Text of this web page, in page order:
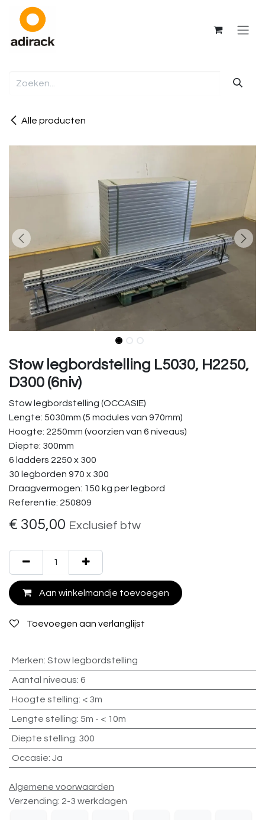
Overslaan naar inhoud
Alle producten
Stow legbordstelling L5030, H2250,
D300 (6niv)
Stow legbordstelling (OCCASIE)
Lengte: 5030mm (5 modules van 970mm)
Hoogte: 2250mm (voorzien van 6 niveaus)
Diepte: 300mm
6 ladders 2250 x 300
30 legborden 970 x 300
Draagvermogen: 150 kg per legbord
Referentie: 250809
€ 305,00 Exclusief btw
Aan winkelmandje toevoegen
Toevoegen aan verlanglijst
Merken: Stow legbordstelling
Aantal niveaus: 6
Hoogte stelling: < 3m
Lengte stelling: 5m - < 10m
Diepte stelling: 300
Occasie: Ja
Algemene voorwaarden
Verzending: 2-3 werkdagen